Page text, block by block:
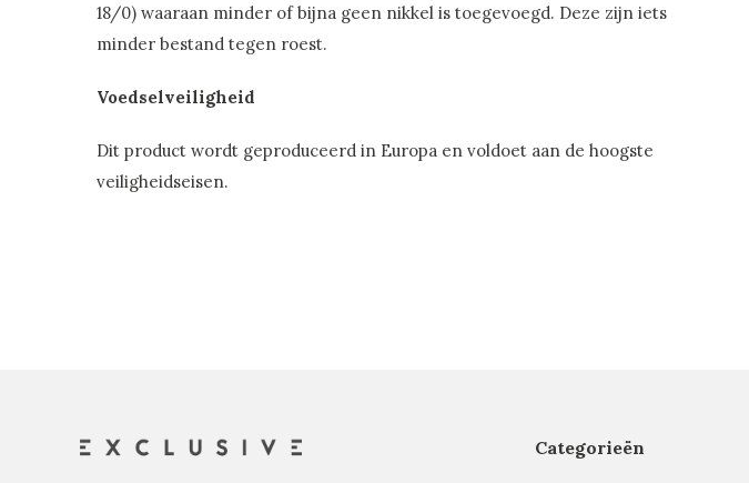
18/0) waaraan minder of bijna geen nikkel is toegevoegd. Deze zijn iets
minder bestand tegen roest.
Voedselveiligheid
Dit product wordt geproduceerd in Europa en voldoet aan de hoogste
veiligheidseisen.
Categorieën